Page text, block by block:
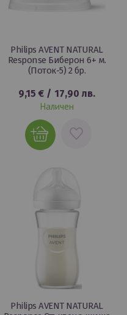
Philips AVENT NATURAL
Response Биберон 6+ м.
(Поток-5) 2 бр.
9,15 € / 17,90 лв.
Наличен
ДОБАВИ
Philips AVENT NATURAL